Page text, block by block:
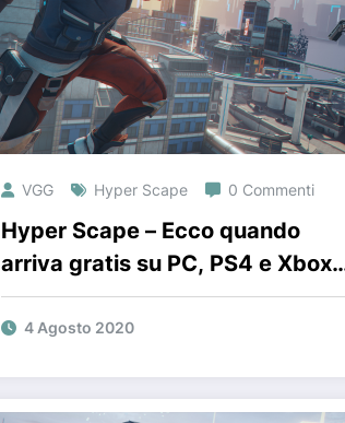
VGG Hyper Scape 0 Commenti
Hyper Scape – Ecco quando
arriva gratis su PC, PS4 e Xbox
One
4 Agosto 2020